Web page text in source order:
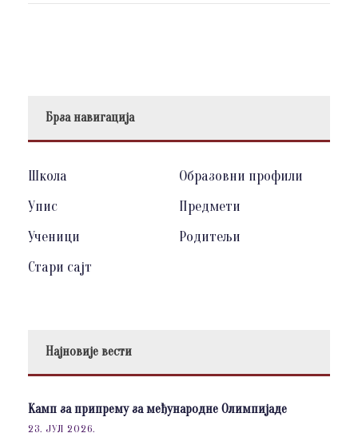
Брза навигација
Школа
Образовни профили
Упис
Предмети
Ученици
Родитељи
Стари сајт
Најновије вести
Камп за припрему за међународне Олимпијаде
23. ЈУЛ 2026.